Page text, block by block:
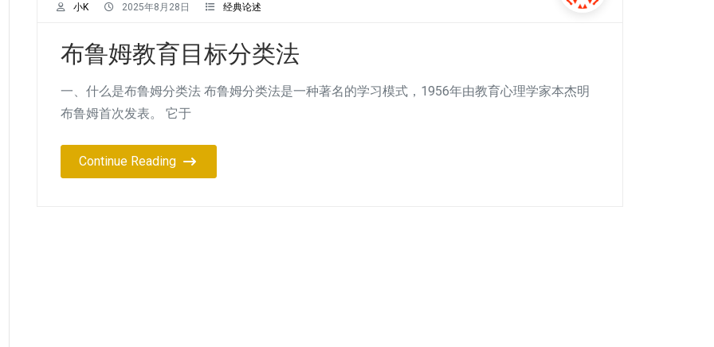
小K 2025年8月28日 经典论述
布鲁姆教育目标分类法
一、什么是布鲁姆分类法 布鲁姆分类法是一种著名的学习模式，1956年由教育心理学家本杰明
布鲁姆首次发表。 它于
Continue Reading